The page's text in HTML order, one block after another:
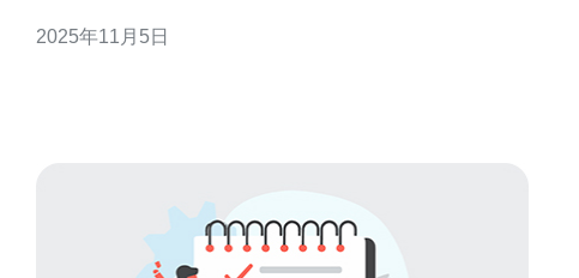
香港服务器的流程，助您快速搭建网站。 以下是本文的精
2025年11月5日